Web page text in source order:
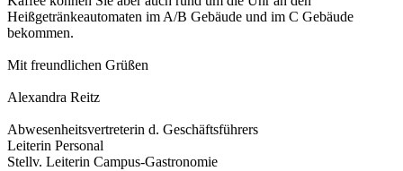
Heißgetränkeautomaten im A/B Gebäude und im C Gebäude
bekommen.
Mit freundlichen Grüßen
Alexandra Reitz
Abwesenheitsvertreterin d. Geschäftsführers
Leiterin Personal
Stellv. Leiterin Campus-Gastronomie